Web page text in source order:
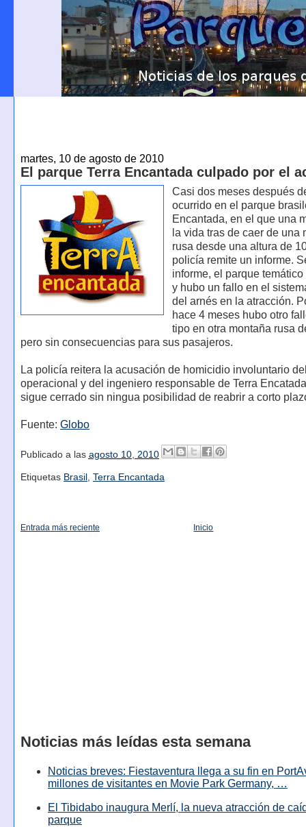
martes, 10 de agosto de 2010
El parque Terra Encantada culpado por el
Casi dos meses después
ocurrido en el parque
Encantada, en el que una
la vida tras de caer de una
rusa desde una altura de
policía remite un informe.
informe, el parque
y hubo un fallo en el
del arnés en la atracción.
hace 4 meses hubo otro
tipo en otra montaña rusa
pero sin consecuencias para sus pasajeros.
La policía reitera la acusación de homicidio involuntario
operacional y del ingeniero responsable de Terra
sigue cerrado sin ningua posibilidad de reabrir a corto
Fuente: Globo
Publicado a las agosto 10, 2010
Etiquetas Brasil , Terra Encantada
Entrada más reciente Inicio
Noticias más leídas esta semana
Noticias breves: Fiestaventura llega a su fin en
millones de visitantes en Movie Park Germany, …
El Tibidabo inaugura Merlí, la nueva atracción de
parque